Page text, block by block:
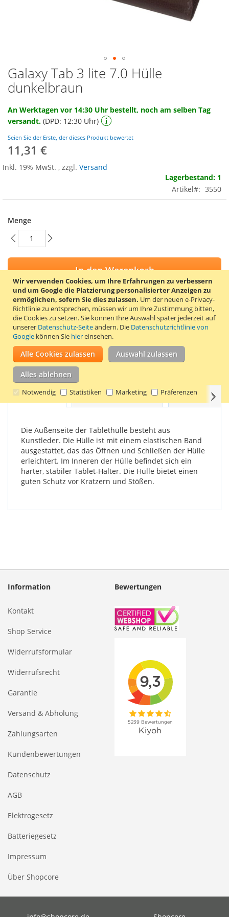
Wir verwenden Cookies, um Ihre Erfahrungen zu verbessern
und um Google die Platzierung personalisierter Anzeigen zu
ermöglichen, sofern Sie dies zulassen. Um der neuen e-Privacy-
Richtlinie zu entsprechen, müssen wir um Ihre Zustimmung bitten,
die Cookies zu setzen.Sie können Ihre Auswahl später jederzeit auf
unserer Datenschutz-Seiteändern. Die Datenschutzrichtlinie von
Google können Sie hiereinsehen.
Alle Cookies zulassen Auswahl zulassen
Alles ablehnen
Notwendig Statistiken Marketing Präferenzen
Zum
Anfang
der
springen
Galaxy Tab 3 lite 7.0 Hülle
dunkelbraun
An Werktagen vor 14:30 Uhr bestellt, noch am selben Tag
versandt. (DPD: 12:30 Uhr)
Seien Sie der Erste, der dieses Produkt bewertet
11,31 €
Inkl. 19% MwSt. , zzgl. Versand
Lagerbestand: 1
Artikel
3550
Menge
In den Warenkorb
ZUR WUNSCHLISTE HINZUFÜGEN
ZUR VERGLEICHSLISTE HINZUFÜGEN
Stylisches 360° drehbares Tablet Cover für das Samsung
Galaxy Tab 3 lite 7.0 Tablet. Farbe: dunkelbraun.
Einzelheiten Produkteigenschaften Bewertungen
Die Außenseite der Tablethülle besteht aus
Kunstleder. Die Hülle ist mit einem elastischen Band
ausgestattet, das das Öffnen und Schließen der Hülle
erleichtert. Im Inneren der Hülle befindet sich ein
harter, stabiler Tablet-Halter. Die Hülle bietet einen
guten Schutz vor Kratzern und Stößen.
Information
Kontakt
Shop Service
Widerrufsformular
Widerrufsrecht
Garantie
Versand & Abholung
Zahlungsarten
Kundenbewertungen
Datenschutz
AGB
Elektrogesetz
Batteriegesetz
Impressum
Über Shopcore
Bewertungen